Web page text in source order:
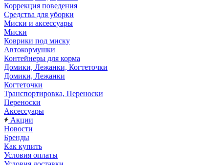
Коррекция поведения
Средства для уборки
Миски и аксессуары
Миски
Коврики под миску
Автокормушки
Контейнеры для корма
Домики, Лежанки, Когтеточки
Домики, Лежанки
Когтеточки
Транспортировка, Переноски
Переноски
Аксессуары
Акции
Новости
Бренды
Как купить
Условия оплаты